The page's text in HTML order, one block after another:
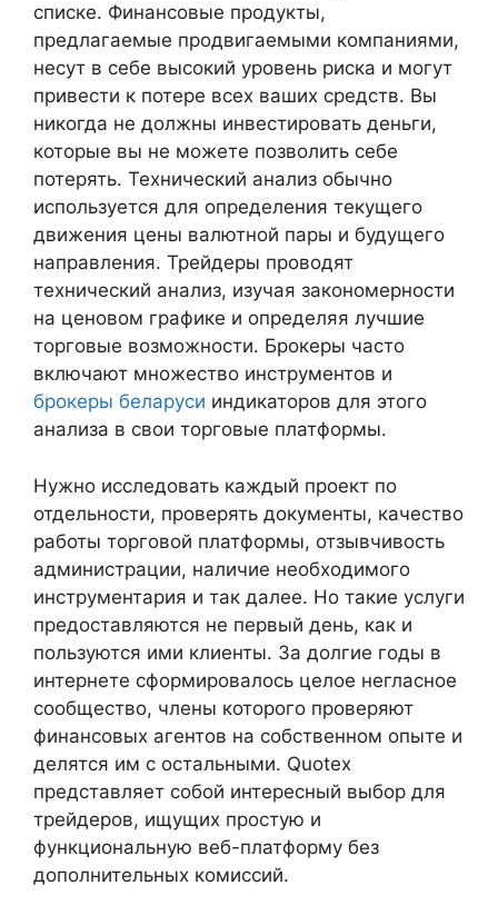
списке. Финансовые продукты,
предлагаемые продвигаемыми компаниями,
несут в себе высокий уровень риска и могут
привести к потере всех ваших средств. Вы
никогда не должны инвестировать деньги,
которые вы не можете позволить себе
потерять. Технический анализ обычно
используется для определения текущего
движения цены валютной пары и будущего
направления. Трейдеры проводят
технический анализ, изучая закономерности
на ценовом графике и определяя лучшие
торговые возможности. Брокеры часто
включают множество инструментов и
брокеры беларуси индикаторов для этого
анализа в свои торговые платформы.
Нужно исследовать каждый проект по
отдельности, проверять документы, качество
работы торговой платформы, отзывчивость
администрации, наличие необходимого
инструментария и так далее. Но такие услуги
предоставляются не первый день, как и
пользуются ими клиенты. За долгие годы в
интернете сформировалось целое негласное
сообщество, члены которого проверяют
финансовых агентов на собственном опыте и
делятся им с остальными. Quotex
представляет собой интересный выбор для
трейдеров, ищущих простую и
функциональную веб-платформу без
дополнительных комиссий.